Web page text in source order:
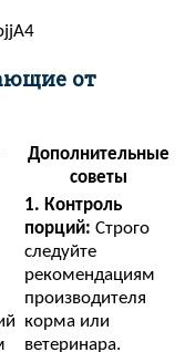
от
Дополнительные
советы
1. Контроль
порций: Строго
следуйте
рекомендациям
производителя
корма или
ветеринара.